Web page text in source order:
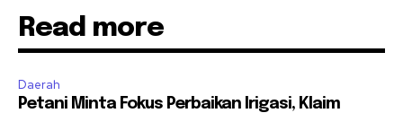
Read more
Daerah
Petani Minta Fokus Perbaikan Irigasi, Klaim